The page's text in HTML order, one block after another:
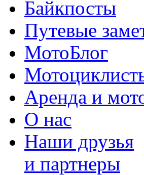
Байкпосты
Путевые
МотоБлог
Аренда и
О нас
Наши друзья
и партнеры